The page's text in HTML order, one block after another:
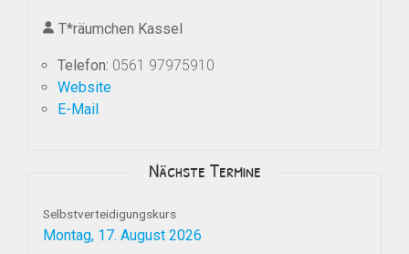
T*räumchen Kassel
Telefon: 0561 97975910
Website
E-Mail
Nächste Termine
Selbstverteidigungskurs
Montag, 17. August 2026